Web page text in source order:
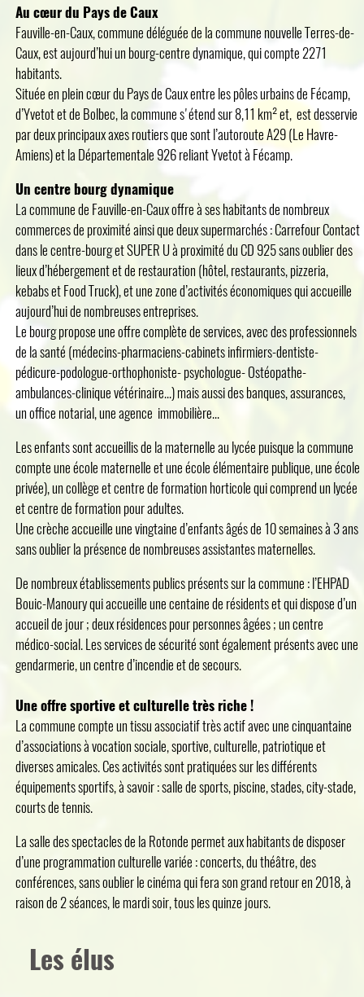
Au cœur du Pays de Caux
Fauville-en-Caux, commune déléguée de la commune nouvelle Terres-de-
Caux, est aujourd’hui un bourg-centre dynamique, qui compte 2271
habitants.
Située en plein cœur du Pays de Caux entre les pôles urbains de Fécamp,
d’Yvetot et de Bolbec, la commune s'étend sur 8,11 km² et, est desservie
par deux principaux axes routiers que sont l’autoroute A29 (Le Havre-
Amiens) et la Départementale 926 reliant Yvetot à Fécamp.
Un centre bourg dynamique
La commune de Fauville-en-Caux offre à ses habitants de nombreux
commerces de proximité ainsi que deux supermarchés : Carrefour Contact
dans le centre-bourg et SUPER U à proximité du CD 925 sans oublier des
lieux d’hébergement et de restauration (hôtel, restaurants, pizzeria,
kebabs et Food Truck), et une zone d’activités économiques qui accueille
aujourd’hui de nombreuses entreprises.
Le bourg propose une offre complète de services, avec des professionnels
de la santé (médecins-pharmaciens-cabinets infirmiers-dentiste-
pédicure-podologue-orthophoniste- psychologue- Ostéopathe-
ambulances-clinique vétérinaire…) mais aussi des banques, assurances,
un office notarial, une agence immobilière…
Les enfants sont accueillis de la maternelle au lycée puisque la commune
compte une école maternelle et une école élémentaire publique, une école
privée), un collège et centre de formation horticole qui comprend un lycée
et centre de formation pour adultes.
Une crèche accueille une vingtaine d’enfants âgés de 10 semaines à 3 ans
sans oublier la présence de nombreuses assistantes maternelles.
De nombreux établissements publics présents sur la commune : l’EHPAD
Bouic-Manoury qui accueille une centaine de résidents et qui dispose d’un
accueil de jour ; deux résidences pour personnes âgées ; un centre
médico-social. Les services de sécurité sont également présents avec une
gendarmerie, un centre d’incendie et de secours.
Une offre sportive et culturelle très riche !
La commune compte un tissu associatif très actif avec une cinquantaine
d’associations à vocation sociale, sportive, culturelle, patriotique et
diverses amicales. Ces activités sont pratiquées sur les différents
équipements sportifs, à savoir : salle de sports, piscine, stades, city-stade,
courts de tennis.
La salle des spectacles de la Rotonde permet aux habitants de disposer
d’une programmation culturelle variée : concerts, du théâtre, des
conférences, sans oublier le cinéma qui fera son grand retour en 2018, à
raison de 2 séances, le mardi soir, tous les quinze jours.
Les élus